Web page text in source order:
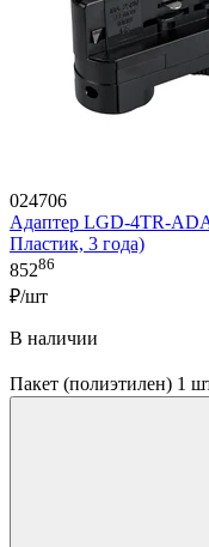
024706
Адаптер LGD-4TR-
Пластик, 3 года)
85286
₽/шт
В наличии
Пакет (полиэтилен) 1